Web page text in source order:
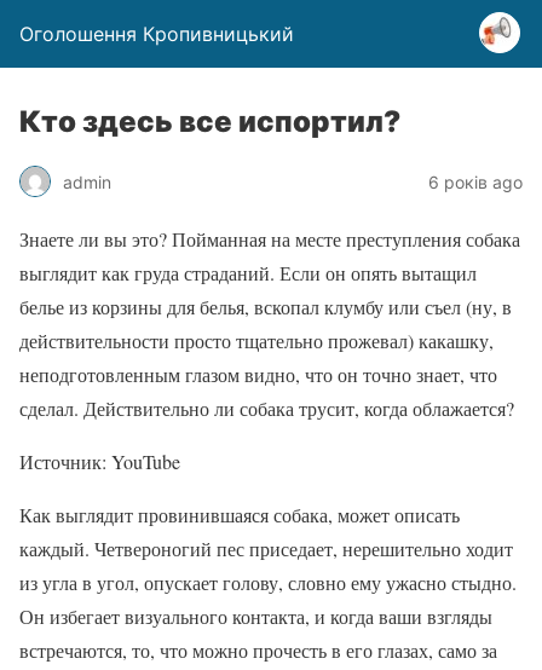
Оголошення Кропивницький
Кто здесь все испортил?
admin 6 років ago
Знаете ли вы это? Пойманная на месте преступления собака
выглядит как груда страданий. Если он опять вытащил
белье из корзины для белья, вскопал клумбу или съел (ну, в
действительности просто тщательно прожевал) какашку,
неподготовленным глазом видно, что он точно знает, что
сделал. Действительно ли собака трусит, когда облажается?
Источник: YouTube
Как выглядит провинившаяся собака, может описать
каждый. Четвероногий пес приседает, нерешительно ходит
из угла в угол, опускает голову, словно ему ужасно стыдно.
Он избегает визуального контакта, и когда ваши взгляды
встречаются, то, что можно прочесть в его глазах, само за